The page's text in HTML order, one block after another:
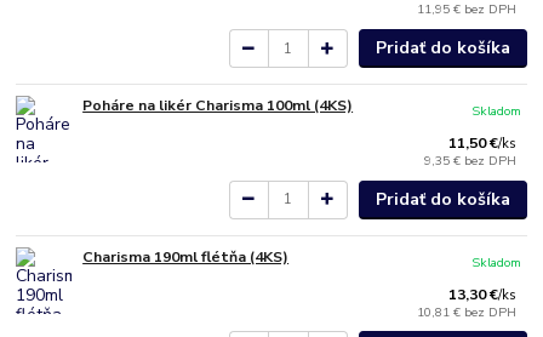
11,95 € bez DPH
Pridať do košíka
Poháre na likér Charisma 100ml (4KS)
11,50 €/ks
9,35 € bez DPH
Skladom
Pridať do košíka
Charisma 190ml flétňa (4KS)
13,30 €/ks
10,81 € bez DPH
Skladom